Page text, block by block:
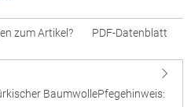
zum Artikel? PDF-Datenblatt
BaumwollePfegehinweis: